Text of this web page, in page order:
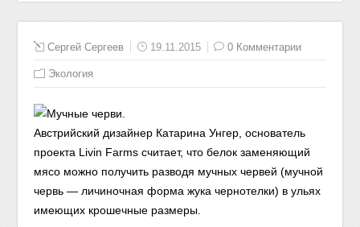
Сергей Сергеев 19.11.2015 0 Комментарии
Экология
Австрийский дизайнер Катарина Унгер, основатель
проекта Livin Farms считает, что белок заменяющий
мясо можно получить разводя мучных червей (мучной
червь — личиночная форма жука чернотелки) в ульях
имеющих крошечные размеры.